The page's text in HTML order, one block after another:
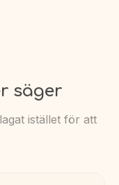
säger
istället för att